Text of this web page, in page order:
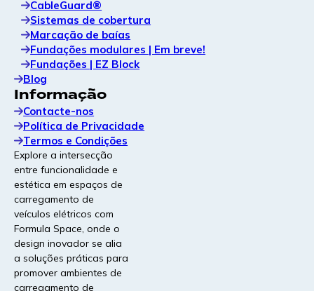
CableGuard®
Sistemas de cobertura
Marcação de baías
Fundações modulares | Em breve!
Fundações | EZ Block
Blog
Informação
Contacte-nos
Política de Privacidade
Termos e Condições
Explore a intersecção
entre funcionalidade e
estética em espaços de
carregamento de
veículos elétricos com
Formula Space, onde o
design inovador se alia
a soluções práticas para
promover ambientes de
carregamento de